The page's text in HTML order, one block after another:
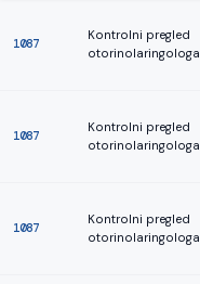
1087
Kontrolni pregled
otorinolaringologa
1087
Kontrolni pregled
otorinolaringologa
1087
Kontrolni pregled
otorinolaringologa